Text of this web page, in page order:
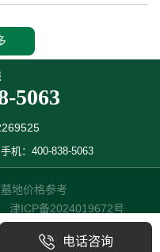
5063
手机：400-838-5063
地价格参考
津ICP备2024019672号
电话咨询